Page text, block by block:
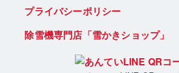
プライバシーポリシー
除雪機専門店「雪かきショップ」